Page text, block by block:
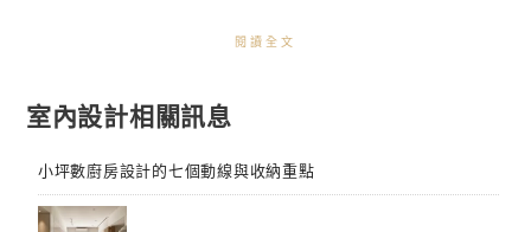
閱讀全文
室內設計相關訊息
小坪數廚房設計的七個動線與收納重點